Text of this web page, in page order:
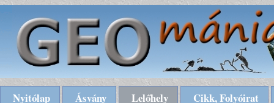
Nyitólap Ásvány Lelőhely
Cikk, Folyóirat